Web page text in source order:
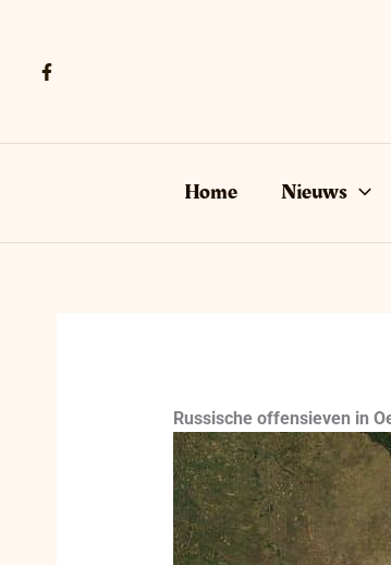
Home Nieuws
Russische offensieven in